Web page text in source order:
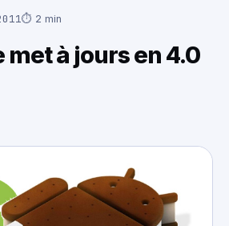
⏱ 2 min
met à jours en 4.0